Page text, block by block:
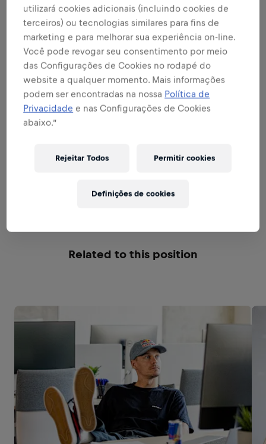
SEJA UM EMBAIXADOR DA MARCA E
PRODUTO
SEJA UM ESPECIALISTA EM VENDAS
Related to this position
utilizará cookies adicionais (incluindo cookies de
terceiros) ou tecnologias similares para fins de
marketing e para melhorar sua experiência on-line.
Você pode revogar seu consentimento por meio
das Configurações de Cookies no rodapé do
website a qualquer momento. Mais informações
podem ser encontradas na nossa Política de
Privacidade e nas Configurações de Cookies
abaixo.”
Rejeitar Todos Permitir cookies
Definições de cookies